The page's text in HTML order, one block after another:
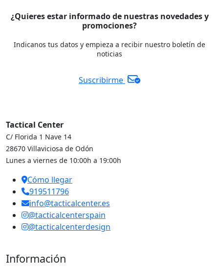
¿Quieres estar informado de nuestras novedades y
promociones?
Indicanos tus datos y empieza a recibir nuestro boletín de
noticias
Suscribirme
Tactical Center
C/ Florida 1 Nave 14
28670 Villaviciosa de Odón
Lunes a viernes de 10:00h a 19:00h
Cómo llegar
919511796
info@tacticalcenter.es
@tacticalcenterspain
@tacticalcenterdesign
Información